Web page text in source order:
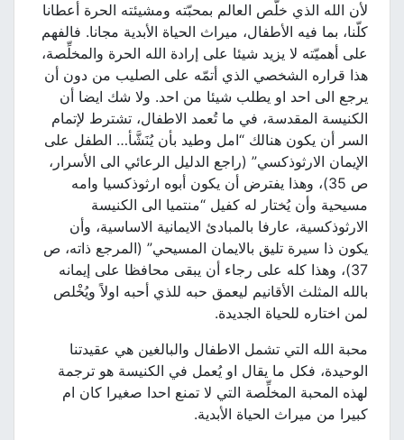
لأن الله الذي خلّص العالم بمحبّته ومشيئته الحرة أعطانا
كلّنا، بما فيه الأطفال، ميراث الحياة الأبدية مجانا. فالفهم
على أهميّته لا يزيد شيئا على إرادة الله الحرة والمخلِّصة،
هذا قراره الشخصي الذي أتمّه على الصليب من دون أن
يرجع الى احد او يطلب شيئا من احد. ولا شك ايضا أن
الكنيسة المقدسة، في ما تُعمد الاطفال، تشترط لإتمام
السر أن يكون هنالك “امل وطيد بأن يُنَشَّأ… الطفل على
الإيمان الارثوذكسي” (راجع الدليل الرعائي الى الأسرار،
ص 35)، وهذا يفترض أن يكون أبوه ارثوذكسيا وامه
مسيحية وأن يُختار له كفيل “منتميا الى الكنيسة
الارثوذكسية، عارفا بالمبادئ الايمانية الاساسية، وأن
يكون ذا سيرة تليق بالايمان المسيحي” (المرجع ذاته، ص
37)، وهذا كله على رجاء أن يبقى محافظا على إيمانه
بالله المثلث الأقانيم ليعمق حبه للذي أحبه اولاً ويُخْلص
لمن اختاره للحياة الجديدة.
محبة الله التي تشمل الاطفال والبالغين هي عقيدتنا
الوحيدة، فكل ما يقال او يُعمل في الكنيسة هو ترجمة
لهذه المحبة المخلِّصة التي لا تمنع احدا صغيرا كان ام
كبيرا من ميراث الحياة الأبدية.